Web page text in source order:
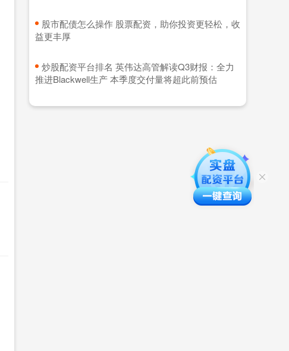
​股市配债怎么操作 股票配资，助你投资更轻松，收
益更丰厚
​炒股配资平台排名 英伟达高管解读Q3财报：全力
推进Blackwell生产 本季度交付量将超此前预估